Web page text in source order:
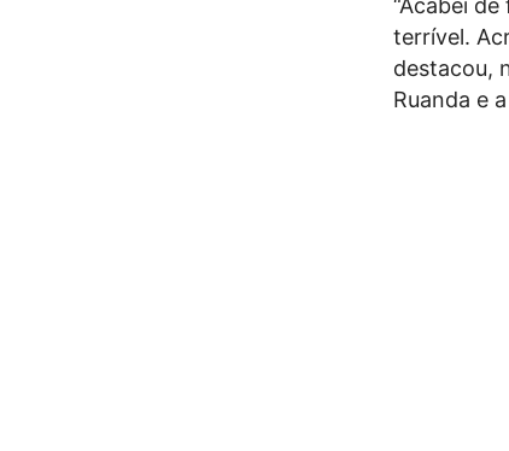
“Acabei
terrível.
destacou,
Ruanda e